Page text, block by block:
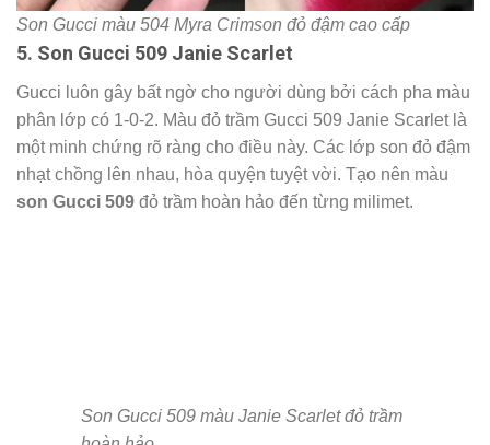
Son Gucci màu 504 Myra Crimson đỏ đậm cao cấp
5. Son Gucci 509 Janie Scarlet
Gucci luôn gây bất ngờ cho người dùng bởi cách pha màu
phân lớp có 1-0-2. Màu đỏ trầm Gucci 509 Janie Scarlet là
một minh chứng rõ ràng cho điều này. Các lớp son đỏ đậm
nhạt chồng lên nhau, hòa quyện tuyệt vời. Tạo nên màu
son Gucci 509 đỏ trầm hoàn hảo đến từng milimet.